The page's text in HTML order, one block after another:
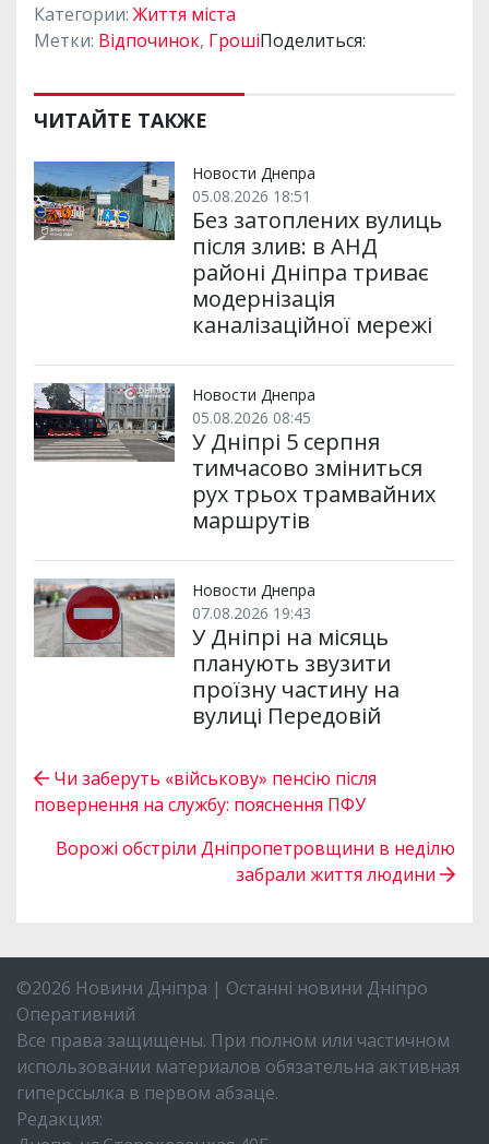
Категории: Життя міста
Метки: Відпочинок, ГрошіПоделиться:
ЧИТАЙТЕ ТАКЖЕ
Новости Днепра
05.08.2026 18:51
Без затоплених вулиць
після злив: в АНД
районі Дніпра триває
модернізація
каналізаційної мережі
Новости Днепра
05.08.2026 08:45
У Дніпрі 5 серпня
тимчасово зміниться
рух трьох трамвайних
маршрутів
Новости Днепра
07.08.2026 19:43
У Дніпрі на місяць
планують звузити
проїзну частину на
вулиці Передовій
Чи заберуть «військову» пенсію після
повернення на службу: пояснення ПФУ
Ворожі обстріли Дніпропетровщини в неділю
забрали життя людини
©2026 Новини Дніпра | Останні новини Дніпро
Оперативний
Все права защищены. При полном или частичном
использовании материалов обязательна активная
гиперссылка в первом абзаце.
Редакция: